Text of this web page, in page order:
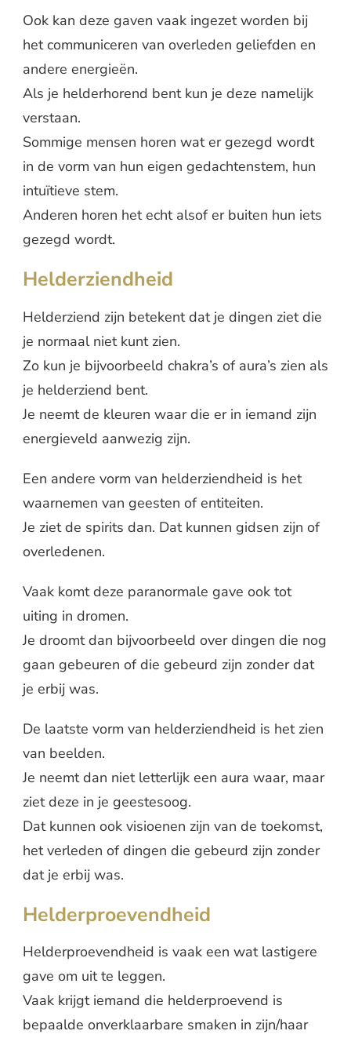
Ook kan deze gaven vaak ingezet worden bij
het communiceren van overleden geliefden en
andere energieën.
Als je helderhorend bent kun je deze namelijk
verstaan.
Sommige mensen horen wat er gezegd wordt
in de vorm van hun eigen gedachtenstem, hun
intuïtieve stem.
Anderen horen het echt alsof er buiten hun iets
gezegd wordt.
Helderziendheid
Helderziend zijn betekent dat je dingen ziet die
je normaal niet kunt zien.
Zo kun je bijvoorbeeld chakra’s of aura’s zien als
je helderziend bent.
Je neemt de kleuren waar die er in iemand zijn
energieveld aanwezig zijn.
Een andere vorm van helderziendheid is het
waarnemen van geesten of entiteiten.
Je ziet de spirits dan. Dat kunnen gidsen zijn of
overledenen.
Vaak komt deze paranormale gave ook tot
uiting in dromen.
Je droomt dan bijvoorbeeld over dingen die nog
gaan gebeuren of die gebeurd zijn zonder dat
je erbij was.
De laatste vorm van helderziendheid is het zien
van beelden.
Je neemt dan niet letterlijk een aura waar, maar
ziet deze in je geestesoog.
Dat kunnen ook visioenen zijn van de toekomst,
het verleden of dingen die gebeurd zijn zonder
dat je erbij was.
Helderproevendheid
Helderproevendheid is vaak een wat lastigere
gave om uit te leggen.
Vaak krijgt iemand die helderproevend is
bepaalde onverklaarbare smaken in zijn/haar